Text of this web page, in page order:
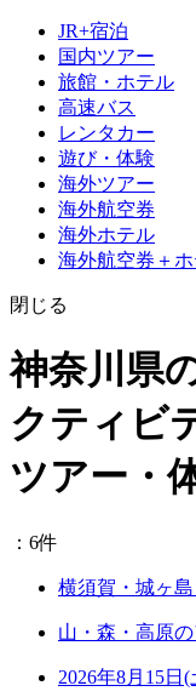
JR+宿泊
国内ツアー
旅館・ホテル
高速バス
レンタカー
遊び・体験
海外ツアー
海外航空券
海外ホテル
海外航空券＋
閉じる
神奈川県
クティビ
ツアー・
：6件
横須賀・城ヶ
山・森・高原
2026年8月15日(